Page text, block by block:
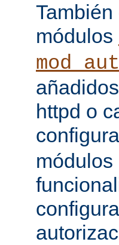
módulos
httpd o